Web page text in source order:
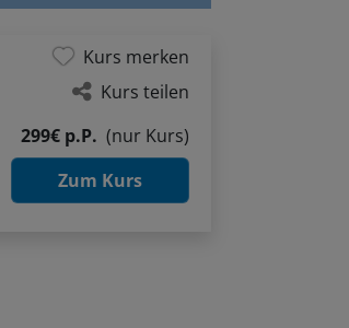
Kurs merken
Kurs teilen
299€ p.P.
(nur Kurs)
Zum Kurs